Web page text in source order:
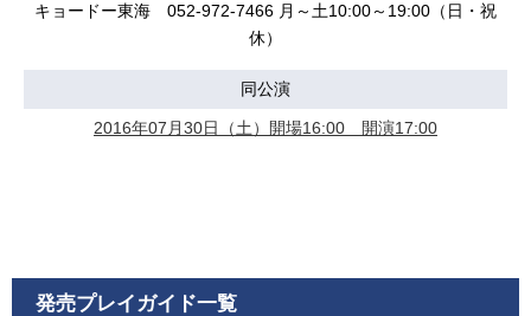
キョードー東海 052-972-7466 月～土10:00～19:00（日・祝
休）
同公演
2016年07月30日（土）開場16:00 開演17:00
発売プレイガイド一覧